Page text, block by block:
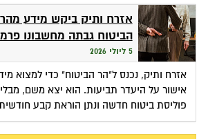
אזרח ותיק ביקש מידע
הביטוח גבתה מחשבונו
5 ליולי 2026
אזרח ותיק, נכנס ל"הר הביטוח" כדי למצוא
אישור על היעדר תביעות. הוא יצא משם, מבלי
פוליסת ביטוח חדשה ונתן הוראת קבע